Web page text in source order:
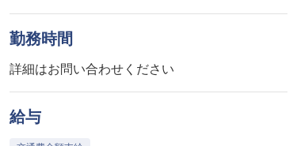
勤務時間
詳細はお問い合わせください
給与